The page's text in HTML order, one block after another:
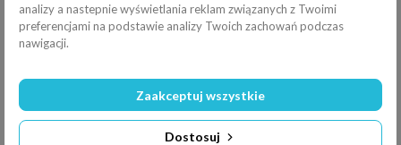
Fototapeta samoprzylepna Kula dyskotekowa z jasnymi promieniami, impreza w nocy Fototapeta samoprzylepna Niebieski parkiet dyskotekowy z lustrzanymi kulkami, kratowym kółkiem i punktowymi światłami. Renderowania 3d.
analizy a nastepnie wyświetlania reklam związanych z Twoimi
preferencjami na podstawie analizy Twoich zachowań podczas
nawigacji.
Dostosuj
Zaakceptuj wszystkie